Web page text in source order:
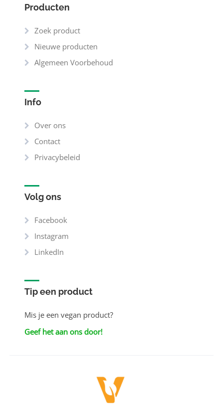
Producten
Zoek product
Nieuwe producten
Algemeen Voorbehoud
Info
Over ons
Contact
Privacybeleid
Volg ons
Facebook
Instagram
LinkedIn
Tip een product
Mis je een vegan product?
Geef het aan ons door!